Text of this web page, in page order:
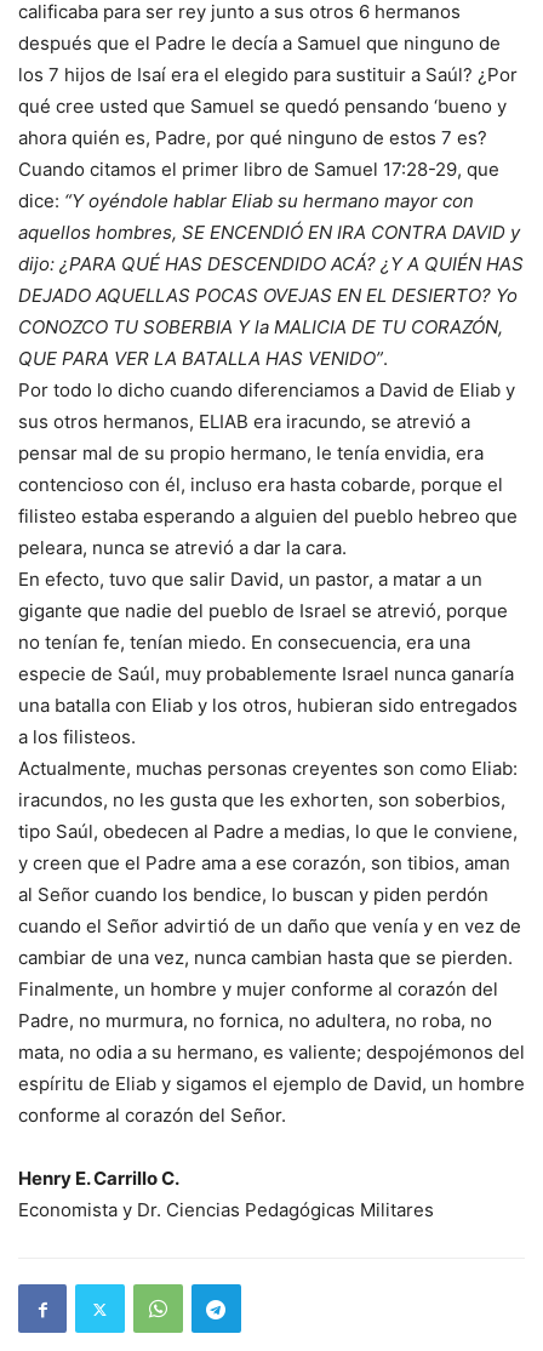
calificaba para ser rey junto a sus otros 6 hermanos
después que el Padre le decía a Samuel que ninguno de
los 7 hijos de Isaí era el elegido para sustituir a Saúl? ¿Por
qué cree usted que Samuel se quedó pensando ‘bueno y
ahora quién es, Padre, por qué ninguno de estos 7 es?
Cuando citamos el primer libro de Samuel 17:28-29, que
dice: “Y oyéndole hablar Eliab su hermano mayor con
aquellos hombres, SE ENCENDIÓ EN IRA CONTRA DAVID y
dijo: ¿PARA QUÉ HAS DESCENDIDO ACÁ? ¿Y A QUIÉN HAS
DEJADO AQUELLAS POCAS OVEJAS EN EL DESIERTO? Yo
CONOZCO TU SOBERBIA Y la MALICIA DE TU CORAZÓN,
QUE PARA VER LA BATALLA HAS VENIDO”.
Por todo lo dicho cuando diferenciamos a David de Eliab y
sus otros hermanos, ELIAB era iracundo, se atrevió a
pensar mal de su propio hermano, le tenía envidia, era
contencioso con él, incluso era hasta cobarde, porque el
filisteo estaba esperando a alguien del pueblo hebreo que
peleara, nunca se atrevió a dar la cara.
En efecto, tuvo que salir David, un pastor, a matar a un
gigante que nadie del pueblo de Israel se atrevió, porque
no tenían fe, tenían miedo. En consecuencia, era una
especie de Saúl, muy probablemente Israel nunca ganaría
una batalla con Eliab y los otros, hubieran sido entregados
a los filisteos.
Actualmente, muchas personas creyentes son como Eliab:
iracundos, no les gusta que les exhorten, son soberbios,
tipo Saúl, obedecen al Padre a medias, lo que le conviene,
y creen que el Padre ama a ese corazón, son tibios, aman
al Señor cuando los bendice, lo buscan y piden perdón
cuando el Señor advirtió de un daño que venía y en vez de
cambiar de una vez, nunca cambian hasta que se pierden.
Finalmente, un hombre y mujer conforme al corazón del
Padre, no murmura, no fornica, no adultera, no roba, no
mata, no odia a su hermano, es valiente; despojémonos del
espíritu de Eliab y sigamos el ejemplo de David, un hombre
conforme al corazón del Señor.
Henry E. Carrillo C.
Economista y Dr. Ciencias Pedagógicas Militares